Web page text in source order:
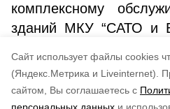
Cайт использует файлы cookies
(Яндекс.Метрика и Liveinternet).
сайтом, Вы соглашаетесь с
комплексному
зданий МКУ “САТО и
Лодочникова,